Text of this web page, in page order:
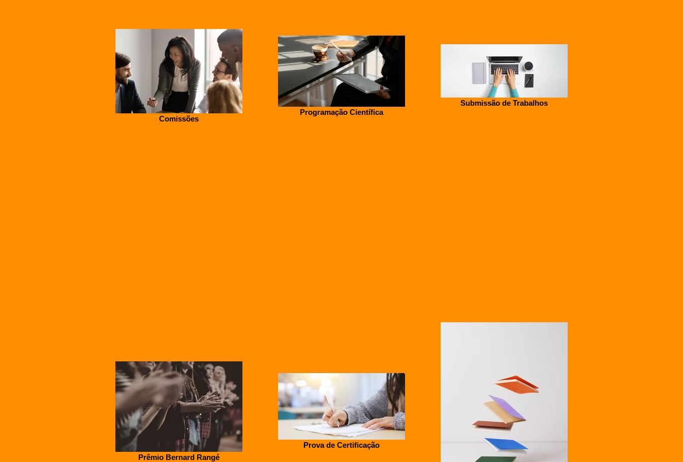
Comissões
Programação Científica
Submissão de Trabalhos
Prêmio Bernard Rangé
Prova de Certificação